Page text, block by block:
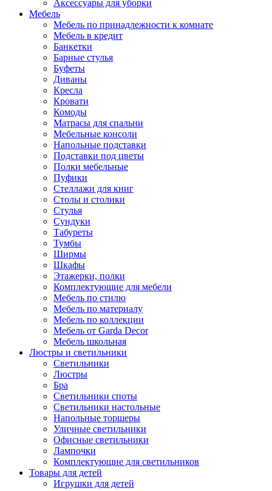
Аксессуары для уборки
Мебель
Мебель по принадлежности к комнате
Мебель в кредит
Банкетки
Барные стулья
Буфеты
Диваны
Кресла
Кровати
Комоды
Матрасы для спальни
Мебельные консоли
Напольные подставки
Подставки под цветы
Полки мебельные
Пуфики
Стеллажи для книг
Столы и столики
Стулья
Сундуки
Табуреты
Тумбы
Ширмы
Шкафы
Этажерки, полки
Комплектующие для мебели
Мебель по стилю
Мебель по материалу
Мебель по коллекции
Мебель от Garda Decor
Мебель школьная
Люстры и светильники
Светильники
Люстры
Бра
Светильники споты
Светильники настольные
Напольные торшеры
Уличные светильники
Офисные светильники
Лампочки
Комплектующие для светильников
Товары для детей
Игрушки для детей